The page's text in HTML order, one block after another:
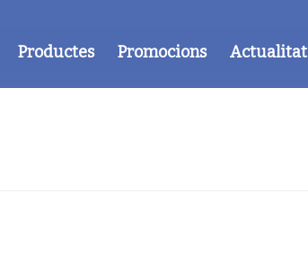
Productes Promocions Actualitat